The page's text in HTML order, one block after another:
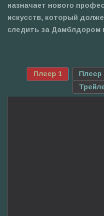
назначает нового
искусств, который
следить за Дамблдором
Плеер 1 Плеер